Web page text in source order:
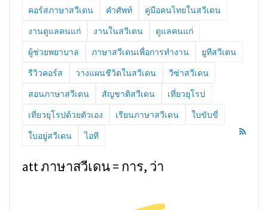
คอร์สภาษาสวีเดน
คำศัพท์
คู่มือคนไทยในสวีเดน
งานดูแลคนแก่
งานในสวีเดน
ดูแลคนแก่
ผู้ช่วยพยาบาล
ภาษาสวีเดนเพื่อการทำงาน
ยูทีสวีเดน
รีวิวคอร์ส
วางแผนชีวิตในสวีเดน
วีซ่าสวีเดน
สอนภาษาสวีเดน
สัญชาติสวีเดน
เที่ยวยุโรป
เที่ยวยุโรปด้วยตัวเอง
เรียนภาษาสวีเดน
ใบขับขี่
ใบอยู่สวีเดน
ไอที
att ภาษาสวีเดน = การ, ว่า